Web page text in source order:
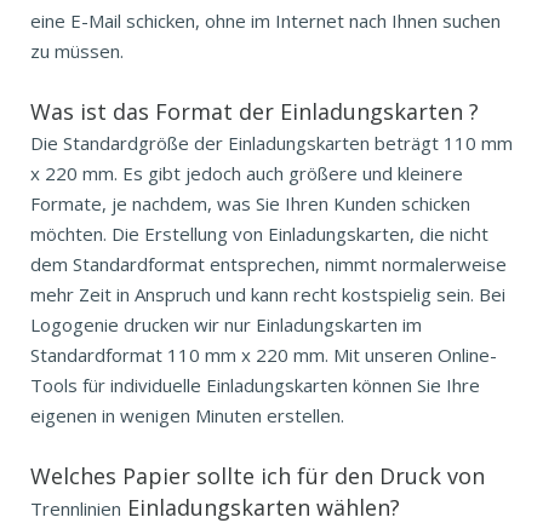
eine E-Mail schicken, ohne im Internet nach Ihnen suchen
zu müssen.
Was ist das Format der Einladungskarten ?
Die Standardgröße der Einladungskarten beträgt 110 mm
x 220 mm. Es gibt jedoch auch größere und kleinere
Formate, je nachdem, was Sie Ihren Kunden schicken
möchten. Die Erstellung von Einladungskarten, die nicht
dem Standardformat entsprechen, nimmt normalerweise
mehr Zeit in Anspruch und kann recht kostspielig sein. Bei
Logogenie drucken wir nur Einladungskarten im
Standardformat 110 mm x 220 mm. Mit unseren Online-
Tools für individuelle Einladungskarten können Sie Ihre
eigenen in wenigen Minuten erstellen.
Welches Papier sollte ich für den Druck von
Trennlinien Einladungskarten wählen?